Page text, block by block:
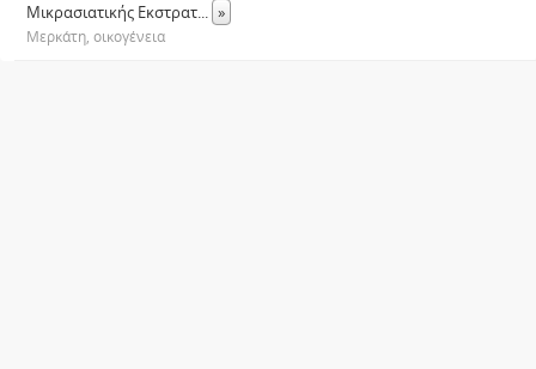
Μικρασιατικής Εκστρατ... »
Μερκάτη, οικογένεια